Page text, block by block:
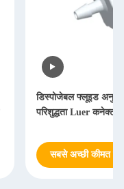
डिस्पोजेबल फ्लूइड
परिशुद्धता Luer कनेक्टर
सबसे अच्छी कीमत पाएं